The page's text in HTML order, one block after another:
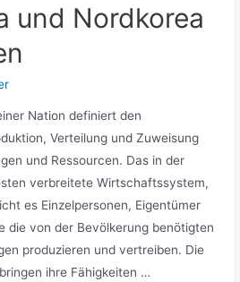
und Nordkorea
Nation definiert den
Verteilung und Zuweisung
und Ressourcen. Das in der
verbreitete Wirtschaftssystem,
es Einzelpersonen, Eigentümer
die von der Bevölkerung benötigten
produzieren und vertreiben. Die
ihre Fähigkeiten …